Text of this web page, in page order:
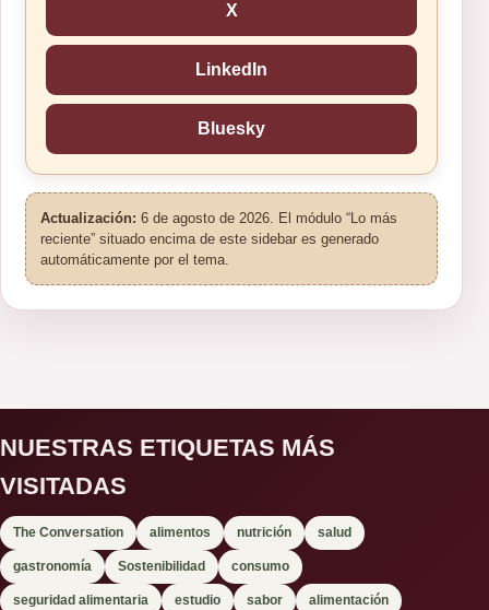
X
LinkedIn
Bluesky
Actualización: 6 de agosto de 2026. El módulo “Lo más
reciente” situado encima de este sidebar es generado
automáticamente por el tema.
NUESTRAS ETIQUETAS MÁS
VISITADAS
The Conversation alimentos nutrición salud
gastronomía Sostenibilidad consumo
seguridad alimentaria estudio sabor alimentación